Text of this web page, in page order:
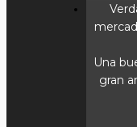
Una
gran